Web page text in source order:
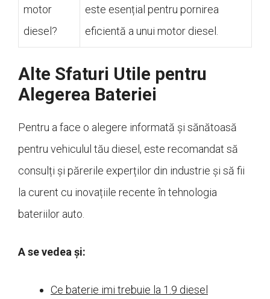
motor
diesel?
este esențial pentru pornirea
eficientă a unui motor diesel.
Alte Sfaturi Utile pentru
Alegerea Bateriei
Pentru a face o alegere informată și sănătoasă
pentru vehiculul tău diesel, este recomandat să
consulți și părerile experților din industrie și să fii
la curent cu inovațiile recente în tehnologia
bateriilor auto.
A se vedea și:
Ce baterie imi trebuie la 1.9 diesel